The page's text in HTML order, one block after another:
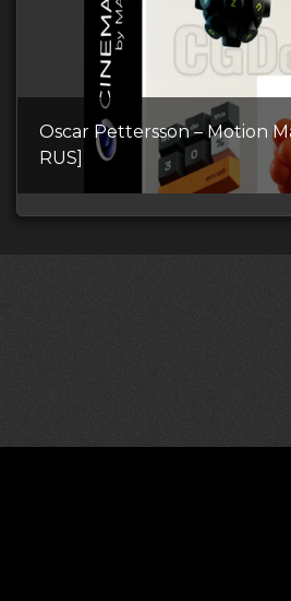
Oscar Pettersson – Motion
RUS]